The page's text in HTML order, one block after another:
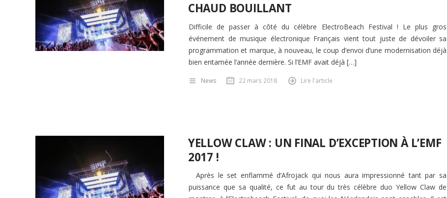
CHAUD BOUILLANT
Difficile de passer à côté du célèbre ElectroBeach Festival ! Le plus gros
événement de musique électronique Français vient tout juste de dévoiler sa
programmation et marque, à nouveau, le coup d’envoi d’une modernisation déjà
bien entamée l’année dernière. Si l’EMF avait déjà […]
News 22 mars 2018 Lire l'article
YELLOW CLAW : UN FINAL D’EXCEPTION À L’EMF
2017 !
Après le set enflammé d’Afrojack qui nous aura impressionné tant par sa
puissance que sa qualité, ce fut au tour du très célèbre duo Yellow Claw de